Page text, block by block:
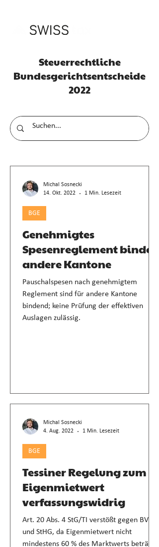
Steuerrechtliche
Bundesgerichtsentscheide
2022
Genehmigtes
Spesenreglement bindet
andere Kantone
Pauschalspesen nach genehmigtem
Reglement sind für andere Kantone
bindend; keine Prüfung der effektiven
Auslagen zulässig.
BGE
Michal Sosnecki
14. Okt. 2022
1 Min. Lesezeit
Tessiner Regelung zum
Eigenmietwert
verfassungswidrig
Art. 20 Abs. 4 StG/TI verstößt gegen BV
und StHG, da Eigenmietwert nicht
mindestens 60 % des Marktwerts beträgt.
BGE
Michal Sosnecki
4. Aug. 2022
1 Min. Lesezeit